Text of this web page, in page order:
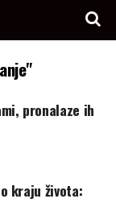
pronalaze ih
kraju života: